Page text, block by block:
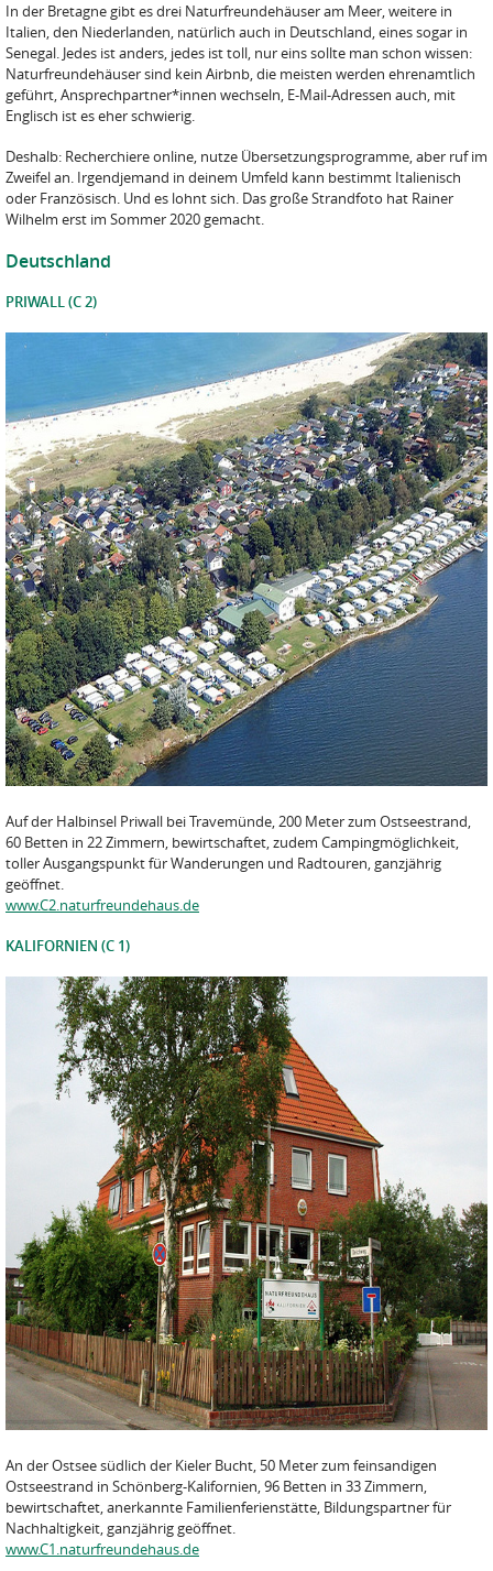
In der Bretagne gibt es drei Naturfreundehäuser am Meer, weitere in
Italien, den Niederlanden, natürlich auch in Deutschland, eines sogar in
Senegal. Jedes ist anders, jedes ist toll, nur eins sollte man schon wissen:
Naturfreundehäuser sind kein Airbnb, die meisten werden ehrenamtlich
geführt, Ansprechpartner*innen wechseln, E-Mail-Adressen auch, mit
Englisch ist es eher schwierig.
Deshalb: Recherchiere online, nutze Übersetzungsprogramme, aber ruf im
Zweifel an. Irgendjemand in deinem Umfeld kann bestimmt Italienisch
oder Französisch. Und es lohnt sich. Das große Strandfoto hat Rainer
Wilhelm erst im Sommer 2020 gemacht.
Deutschland
PRIWALL (C 2)
Auf der Halbinsel Priwall bei Travemünde, 200 Meter zum Ostseestrand,
60 Betten in 22 Zimmern, bewirtschaftet, zudem Campingmöglichkeit,
toller Ausgangspunkt für Wanderungen und Radtouren, ganzjährig
geöffnet.
www.C2.naturfreundehaus.de
KALIFORNIEN (C 1)
An der Ostsee südlich der Kieler Bucht, 50 Meter zum feinsandigen
Ostseestrand in Schönberg-Kalifornien, 96 Betten in 33 Zimmern,
bewirtschaftet, anerkannte Familienferienstätte, Bildungspartner für
Nachhaltigkeit, ganzjährig geöffnet.
www.C1.naturfreundehaus.de